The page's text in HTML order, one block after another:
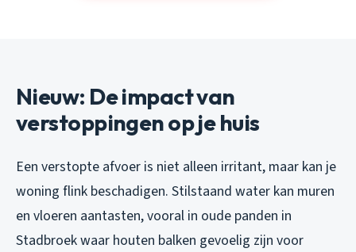
Nieuw: De impact van
verstoppingen op je huis
Een verstopte afvoer is niet alleen irritant, maar kan je
woning flink beschadigen. Stilstaand water kan muren
en vloeren aantasten, vooral in oude panden in
Stadbroek waar houten balken gevoelig zijn voor